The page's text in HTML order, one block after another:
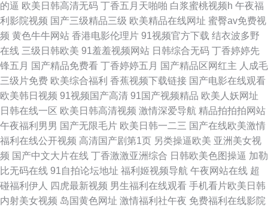
网 波多野吉依的电影 日韩伦理视频 国产熟女免费观看一区 91香蕉丝袜网络
站 国产精品第11页 欧美人妇久久一二级免 国产情趣一区 91大神美日一区二
区 最新91在线观看资源 男人网的天堂 AV在线地址 超碰人人妻人人爱 日韩
色情久久综合网址 极品福利视频 91官方观看 伊人性综合在线 理论福利午夜
不限制 www插进去 国内夫妻麻豆传媒 欧美性交精品视频 国产视频传媒 91
官网在线观看视频 狠狠撸色图 日韩91网站 九一高清视频 91美女视频在线观
看片网站观看 三级精品久久 性爱的天堂 日韩三级欧美三级 免费色网 久久精
的逼 欧美日韩高清无码 丁香五月天啪啪 白浆蜜桃视频h 午夜福
利影院视频 国产三级精品三级 欧美精品在线网址 蜜臀av免费视
频 黄色牛牛网站 香港电影伦理片 91视频官方下载 结衣波多野
在线 三级日韩欧美 91羞羞视频网站 日韩综合无码 丁香婷婷先
锋五月 国产精品免费看 丁香婷婷五月 国产精品区网红主 人成毛
三级片免费 欧美综合福利 香蕉视频下载链接 国产电影在线观看
欧美韩日视频 91视频国产高清 91国产视频精品 欧美人妖网址
日韩在线一区 欧美日韩高清视频 激情深爱导航 精品拍拍拍网站
午夜福利男男 国产无限毛片 欧美日韩一二三 国产在线欧美激情
福利在线公开视频 高清国产剧第1页 另类操逼欧美 亚洲美女视
频 国产中文大片在线 丁香激激亚洲综合 日韩欧美色图操逼 加勒
比无码在线 91自拍论坛地址 福利姬视频导航 午夜网站在线 超
碰福利伊人
四虎最新视频 男生福利在线观看 手机看片欧美日韩
内射美女视频 岛国黄色网址 激情福利社午夜 免费福利在线影院